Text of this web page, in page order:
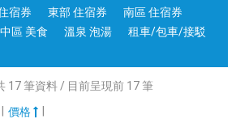
核
銷
銷
售
宿券 東部 住宿券
南區 住宿券
中區 美食 溫泉 泡湯
租車/包車/接駁
17 筆資料 / 目前呈現前 17 筆
價格